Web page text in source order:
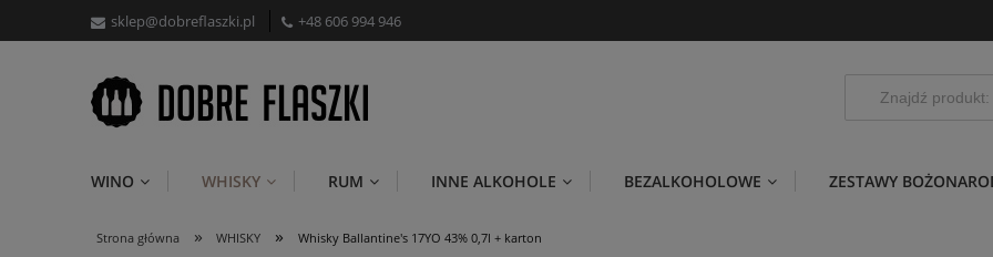
sklep@dobreflaszki.pl +48 606 994 946
WINO WHISKY RUM INNE ALKOHOLE BEZALKOHOLOWE ZESTAWY
Strona główna » WHISKY » Whisky Ballantine's 17YO 43% 0,7l + karton